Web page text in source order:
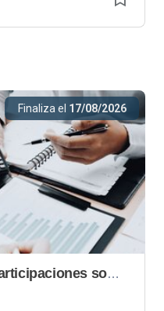
Finaliza el 17/08/2026
Subasta del 100% de participaciones sociales de la mercantil HADES HOME SLU